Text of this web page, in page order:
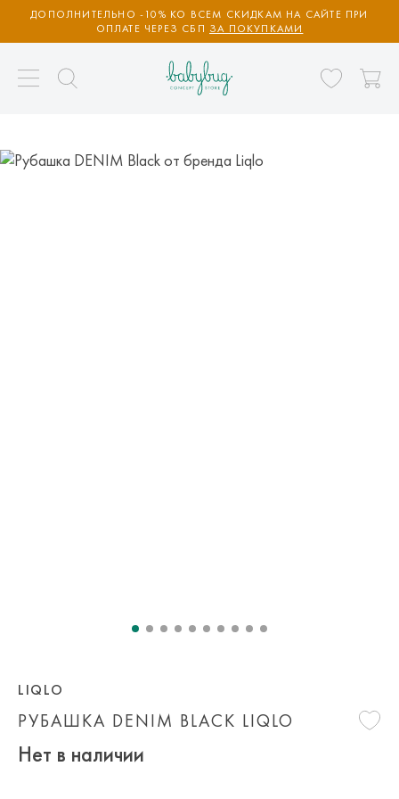
ДОПОЛНИТЕЛЬНО -10% КО ВСЕМ СКИДКАМ НА САЙТЕ ПРИ
ОПЛАТЕ ЧЕРЕЗ СБП ЗА ПОКУПКАМИ
РУБАШКА DENIM BLACK LIQLO
LIQLO
Нет в наличии